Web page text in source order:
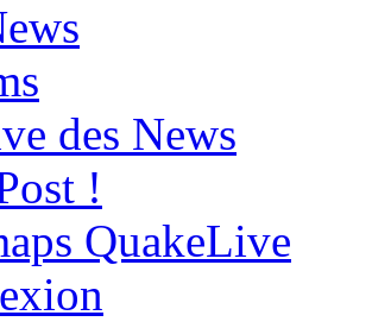
des News
!
QuakeLive